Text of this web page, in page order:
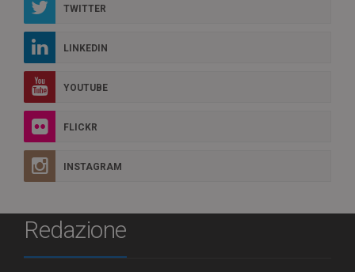
TWITTER
LINKEDIN
YOUTUBE
FLICKR
INSTAGRAM
Redazione